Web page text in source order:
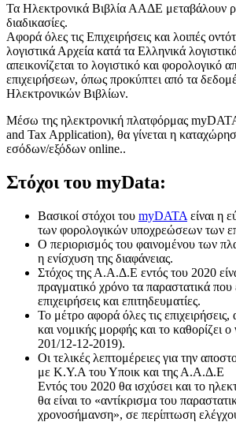
Τα Ηλεκτρονικά Βιβλία ΑΑΔΕ μεταβάλουν
διαδικασίες.
Αφορά όλες τις Επιχειρήσεις και λοιπές
λογιστικά Αρχεία κατά τα Ελληνικά
απεικονίζεται το λογιστικό και φορολογικό
επιχειρήσεων, όπως προκύπτει από τα
Ηλεκτρονικών Βιβλίων.
Μέσω της ηλεκτρονική πλατφόρμας
and Tax Application), θα γίνεται η
εσόδων/εξόδων online..
Στόχοι του myData:
Βασικοί στόχοι του myDATA είναι η
των φορολογικών υποχρεώσεων των
O περιορισμός του φαινομένου των
η ενίσχυση της διαφάνειας.
Στόχος της Α.Α.Δ.Ε εντός του 2020
πραγματικό χρόνο τα παραστατικά που
επιχειρήσεις και επιτηδευματίες.
Το μέτρο αφορά όλες τις
και νομικής μορφής και το
201/12-12-2019).
Οι τελικές λεπτομέρειες για την
με Κ.Υ.Α του Υποικ και της Α.Α.Δ.Ε
Εντός του 2020 θα ισχύσει και το
θα είναι το «αντίκρισμα του
χρονοσήμανση», σε περίπτωση